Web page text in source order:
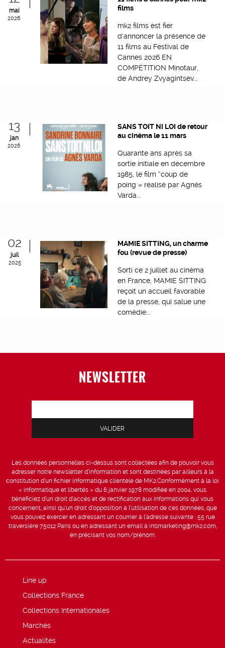
mai
2026
films
mk2 films est fier
d’annoncer la présence de
11 films au Festival de
Cannes 2026 EN
COMPÉTITION Minotaur,
de Andrey Zvyagintsev...
13
jan
2026
SANS TOIT NI LOI de retour
au cinéma le 11 mars
Quarante ans après sa
sortie initiale en décembre
1985, le film “coup de
poing » réalisé par Agnès
Varda...
02
juil
2025
MAMIE SITTING, un charme
fou (revue de presse)
Sorti ce 2 juillet au cinéma
en France, MAMIE SITTING
reçoit un accueil favorable
de la presse, qui salue une
comédie...
NEWSLETTER
Les données personnelles ci-dessus sont collectées afin de pouvoir vous
adresser notre newsletter d’information et sont destinées par ailleurs à la
constitution d’un fichier informatique clientèle de MK2.Conformément à la loi
« informatique et libertés » du 6 janvier 1978 modifiée en 2004, vous
bénéficiez d’un droit d’accès et de rectification aux informations qui vous
concernent, ainsi qu’un droit d’opposition à l’utilisation de ces données, que
vous pouvez exercer en adressant un courrier à l’adresse suivante : 55 rue
traversière 75012 Paris ou en adressant un email à intlmarketing@mk2.com,
en précisant vos nom/prénom.
Line up
Collections France
Collections Internationales
Marchés
Actualités